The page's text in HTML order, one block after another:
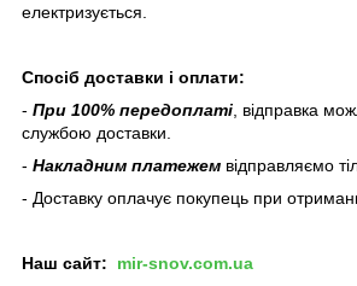
електризується.
Спосіб доставки і оплати:
- При 100% передоплаті , відправка
службою доставки.
- Накладним платежем відправляємо
- Доставку оплачує покупець при
Наш сайт: mir-snov.com.ua